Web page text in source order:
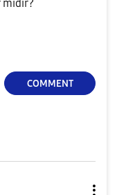
COMMENT